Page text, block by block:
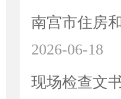
南宫市住房
2026-06-18
现场检查文